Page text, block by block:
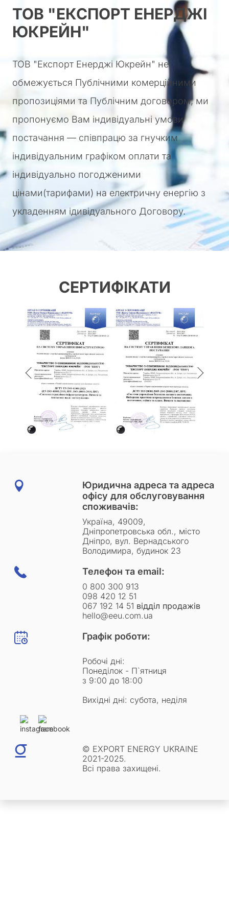
ТОВ "ЕКСПОРТ ЕНЕРДЖІ
ЮКРЕЙН"
ТОВ "Експорт Енерджі Юкрейн" не
обмежується Публічними комерційними
пропозиціями та Публічним договором, ми
пропонуємо Вам індивідуальні умови
постачання — співпрацю за гнучким
індивідуальним графіком оплати та
індивідуально погодженими
цінами(тарифами) на електричну енергію з
укладенням ідивідуального Договору.
СЕРТИФІКАТИ
Юридична адреса та адреса
офісу для обслуговування
споживачів:
Україна, 49009,
Дніпропетровська обл., місто
Дніпро, вул. Вернадського
Володимира, будинок 23
Телефон та email:
0 800 300 913
098 420 12 51
067 192 14 51 відділ продажів
hello@eeu.com.ua
Графік роботи:
Робочі дні:
Понеділок - П`ятниця
з 9:00 до 18:00
Вихідні дні: субота, неділя
© EXPORT ENERGY UKRAINE
2021-2025.
Всі права захищені.